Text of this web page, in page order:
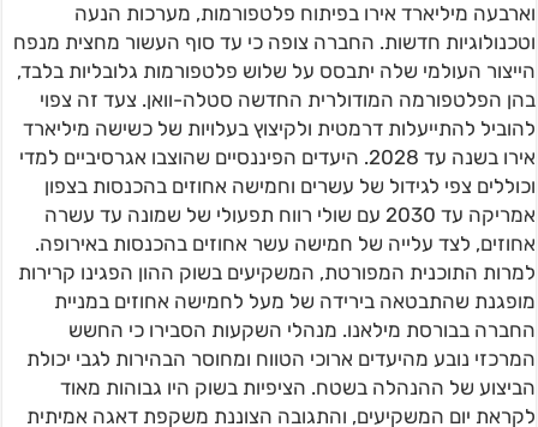
וארבעה מיליארד אירו בפיתוח פלטפורמות, מערכות הנעה
וטכנולוגיות חדשות. החברה צופה כי עד סוף העשור מחצית מנפח
הייצור העולמי שלה יתבסס על שלוש פלטפורמות גלובליות בלבד,
בהן הפלטפורמה המודולרית החדשה סטלה-וואן. צעד זה צפוי
להוביל להתייעלות דרמטית ולקיצוץ בעלויות של כשישה מיליארד
אירו בשנה עד 2028. היעדים הפיננסיים שהוצבו אגרסיביים למדי
וכוללים צפי לגידול של עשרים וחמישה אחוזים בהכנסות בצפון
אמריקה עד 2030 עם שולי רווח תפעולי של שמונה עד עשרה
אחוזים, לצד עלייה של חמישה עשר אחוזים בהכנסות באירופה.
למרות התוכנית המפורטת, המשקיעים בשוק ההון הפגינו קרירות
מופגנת שהתבטאה בירידה של מעל לחמישה אחוזים במניית
החברה בבורסת מילאנו. מנהלי השקעות הסבירו כי החשש
המרכזי נובע מהיעדים ארוכי הטווח ומחוסר הבהירות לגבי יכולת
הביצוע של ההנהלה בשטח. הציפיות בשוק היו גבוהות מאוד
לקראת יום המשקיעים, והתגובה הצוננת משקפת דאגה אמיתית